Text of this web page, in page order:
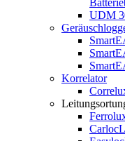
UDM
Korrelator
Carloc